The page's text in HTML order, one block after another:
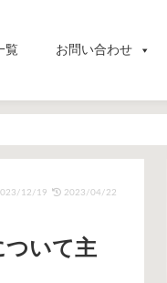
覧 お問い合わせ
12/19 2023/04/22
ついて主